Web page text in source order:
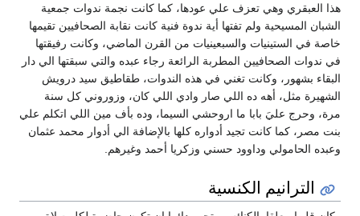
هذا العبقري وهي تعزف علي عودها، كما كانت نجمة ندوات جمعية
الشبان المسيحية ولم تفتها أية ندوة فنية كانت نقابة الصحافيين تقيمها
خاصة في الستينيات والسبعينيات من القرن الماضي، وكانت رفيقتها
في ندوات الصحافيين المطربة الرائعة رجاء عبده والتي سبقتها الي دار
البقاء بشهور، وكانت تغني في هذه الندوات، طقاطيق سيد درويش
الشهيرة مثل، أهه ده اللي صار وادي اللي كان، وزوروني كل سنة
مرة، وحرج عليَ بابا ما اروحشي السيما، وده بأف مين اللي اتكلم علي
بنت مصر، كما كانت تجيد أدواره كلها بالإضافة الي أدوار محمد عثمان
وعبده الحامولي وداوود حسني وزكريا أحمد وغيرهم.
الترانيم الكنسية